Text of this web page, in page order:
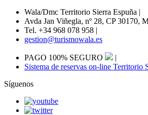
Wala/Dmc Territorio Sierra Espuña |
Avda Jan Viñegla, nº 28, CP 30170,
Tel. +34 968 078 958 |
gestion@turismowala.es
PAGO 100% SEGURO
|
Sistema de reservas on-line Territorio
Síguenos